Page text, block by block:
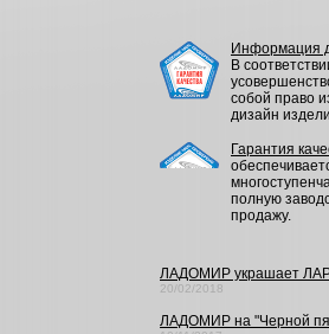
Информация
В
собой право
дизайн
Гарантия
полную
продажу.
ЛАДОМИР украшает
20/02/2018
ЛАДОМИР на "Черной